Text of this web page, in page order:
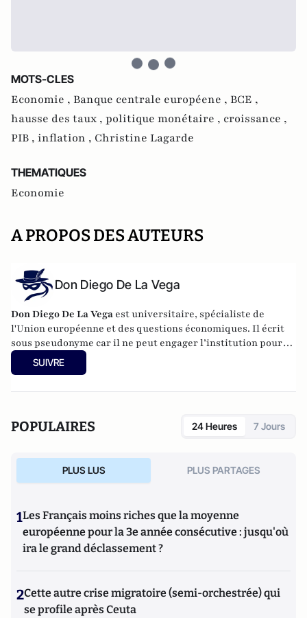
MOTS-CLES
Economie , Banque centrale européene , BCE ,
hausse des taux , politique monétaire , croissance ,
PIB , inflation , Christine Lagarde
THEMATIQUES
Economie
A PROPOS DES AUTEURS
Don Diego De La Vega
Don Diego De La Vega est universitaire, spécialiste de
l'Union européenne et des questions économiques. Il écrit
sous pseudonyme car il ne peut engager l’institution pour
laquelle il travaille.
SUIVRE
POPULAIRES 24 Heures 7 Jours
PLUS LUS PLUS PARTAGES
1Les Français moins riches que la moyenne
européenne pour la 3e année consécutive : jusqu'où
ira le grand déclassement ?
2Cette autre crise migratoire (semi-orchestrée) qui
se profile après Ceuta